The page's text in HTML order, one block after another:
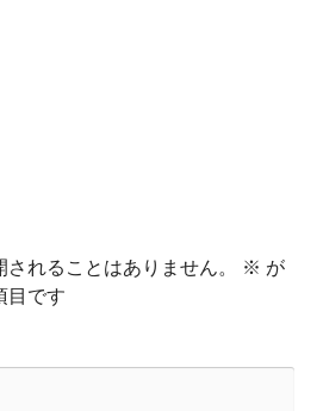
れることはありません。
※ が
目です